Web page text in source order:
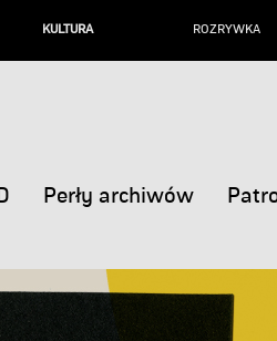
KULTURA ROZRYWKA
Perły archiwów